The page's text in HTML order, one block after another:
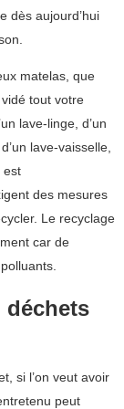
dès aujourd’hui
matelas, que
vidé tout votre
lave-linge, d’un
lave-vaisselle,
est
des mesures
Le recyclage
car de
déchets
si l’on veut avoir
peut